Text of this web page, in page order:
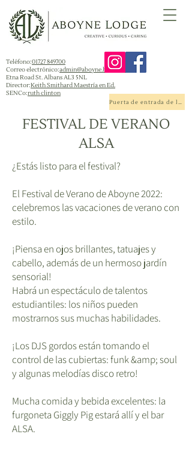
Teléfono:01727 849700
Correo electrónico:admin@aboyne.herts.sch.uk
Etna Road St. Albans AL3 5NL
Director:Keith Smithard Maestría en Ed.
SENCo:ruth clinton
Puerta de entrada de la escuela
FESTIVAL DE VERANO
ALSA
¿Estás listo para el festival?
El Festival de Verano de Aboyne 2022:
celebremos las vacaciones de verano con
estilo.
¡Piensa en ojos brillantes, tatuajes y
cabello, además de un hermoso jardín
sensorial!
Habrá un espectáculo de talentos
estudiantiles: los niños pueden
mostrarnos sus muchas habilidades.
¡Los DJS gordos están tomando el
control de las cubiertas: funk &amp; soul
y algunas melodías disco retro!
Mucha comida y bebida excelentes: la
furgoneta Giggly Pig estará allí y el bar
ALSA.